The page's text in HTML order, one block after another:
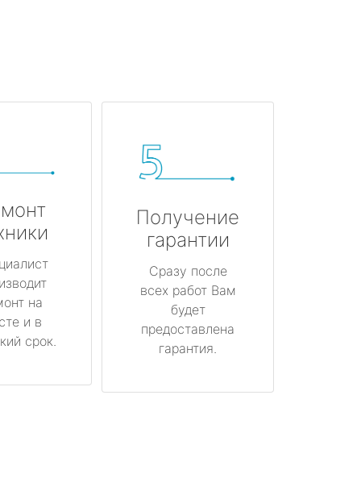
на
и в
срок.
Получение
гарантии
Сразу после
всех работ Вам
будет
предоставлена
гарантия.